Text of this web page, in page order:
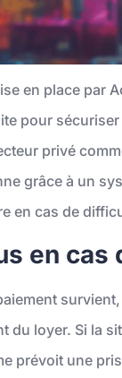
en place par
pour
privé
grâce à un
en cas de
en cas
du loyer. Si la
prévoit une